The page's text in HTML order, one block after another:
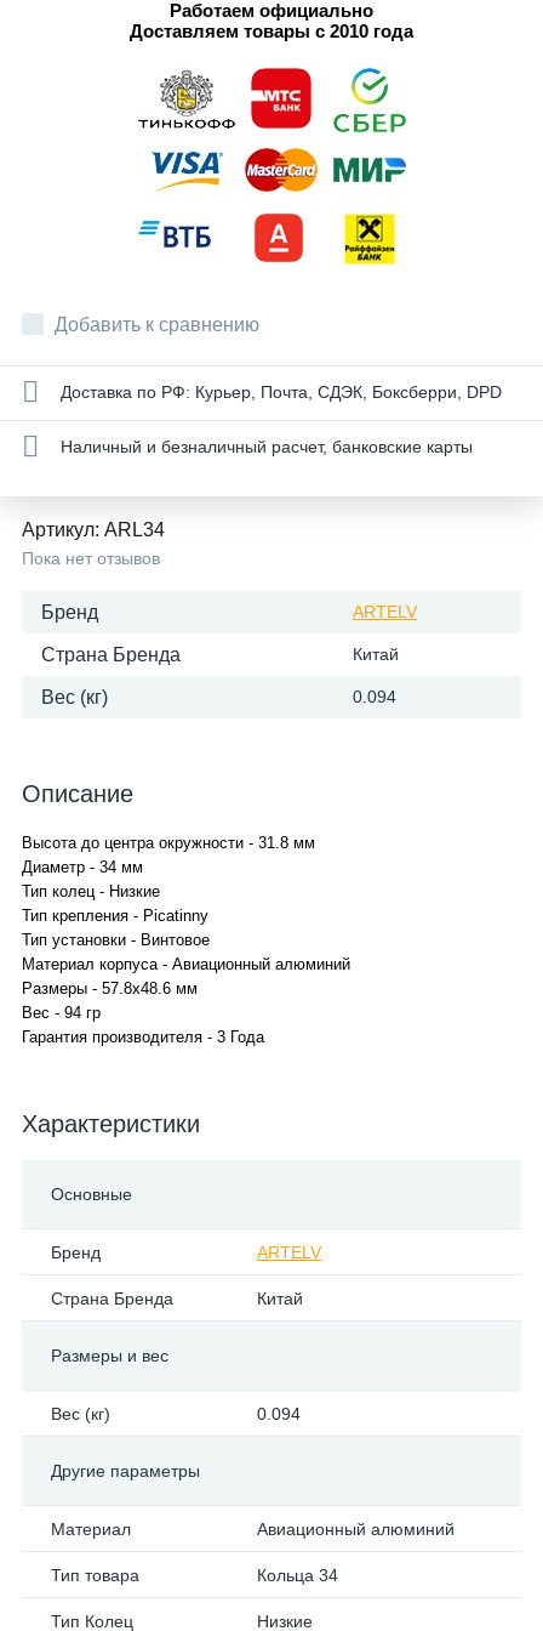
Работаем официально
Доставляем товары с 2010 года
Добавить к сравнению
Доставка по РФ: Курьер, Почта, СДЭК, Боксберри, DPD
Наличный и безналичный расчет, банковские карты
Артикул: ARL34
Пока нет отзывов
Бренд ARTELV
Страна Бренда Китай
Вес (кг) 0.094
Описание
Высота до центра окружности - 31.8 мм
Диаметр - 34 мм
Тип колец - Низкие
Тип крепления - Picatinny
Тип установки - Винтовое
Материал корпуса - Авиационный алюминий
Размеры - 57.8x48.6 мм
Вес - 94 гр
Гарантия производителя - 3 Года
Характеристики
Основные
Бренд ARTELV
Страна Бренда Китай
Размеры и вес
Вес (кг) 0.094
Другие параметры
Материал Авиационный алюминий
Тип товара Кольца 34
Тип Колец Низкие